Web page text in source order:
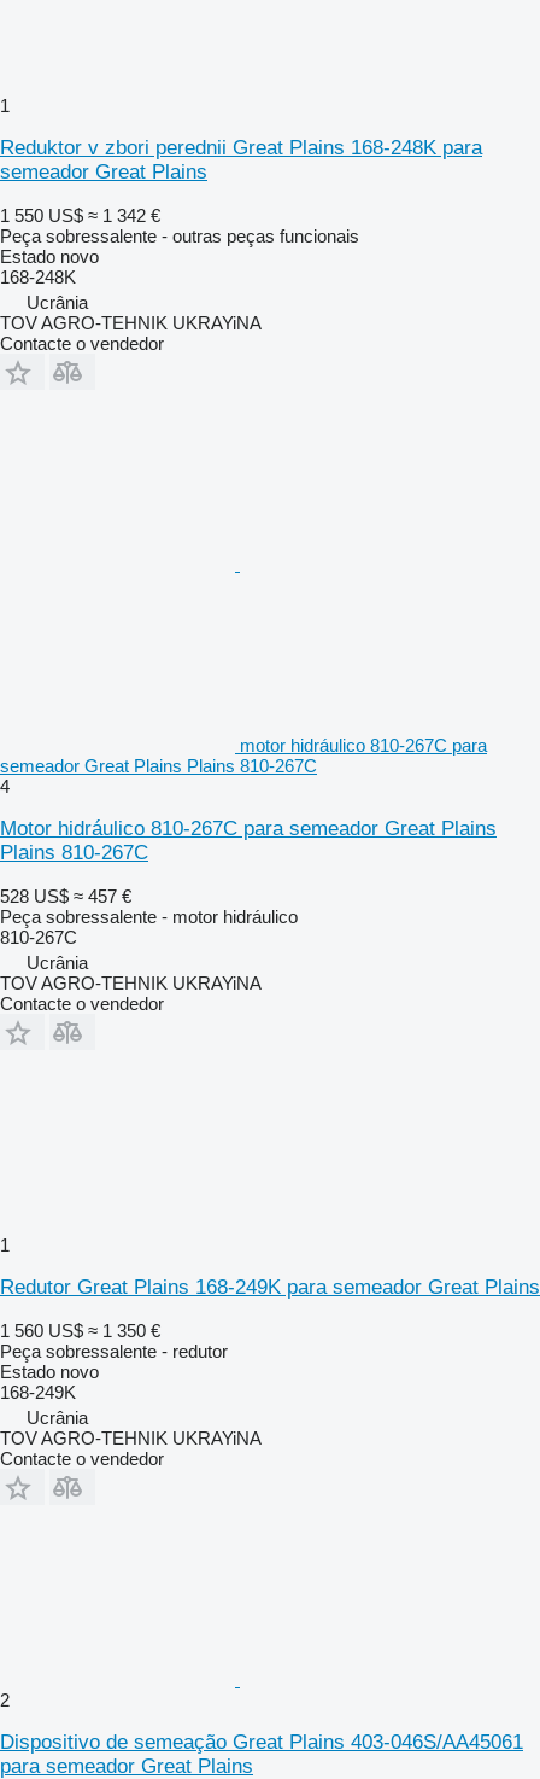
1
Reduktor v zbori perednii Great Plains 168-248K para
semeador Great Plains
1 550 US$ ≈ 1 342 €
Peça sobressalente - outras peças funcionais
Estado novo
168-248K
Ucrânia
TOV AGRO-TEHNIK UKRAYiNA
Contacte o vendedor
motor hidráulico 810-267C para
semeador Great Plains Plains 810-267C
4
Motor hidráulico 810-267C para semeador Great Plains
Plains 810-267C
528 US$ ≈ 457 €
Peça sobressalente - motor hidráulico
810-267C
Ucrânia
TOV AGRO-TEHNIK UKRAYiNA
Contacte o vendedor
1
Redutor Great Plains 168-249K para semeador Great Plains
1 560 US$ ≈ 1 350 €
Peça sobressalente - redutor
Estado novo
168-249K
Ucrânia
TOV AGRO-TEHNIK UKRAYiNA
Contacte o vendedor
2
Dispositivo de semeação Great Plains 403-046S/AA45061
para semeador Great Plains